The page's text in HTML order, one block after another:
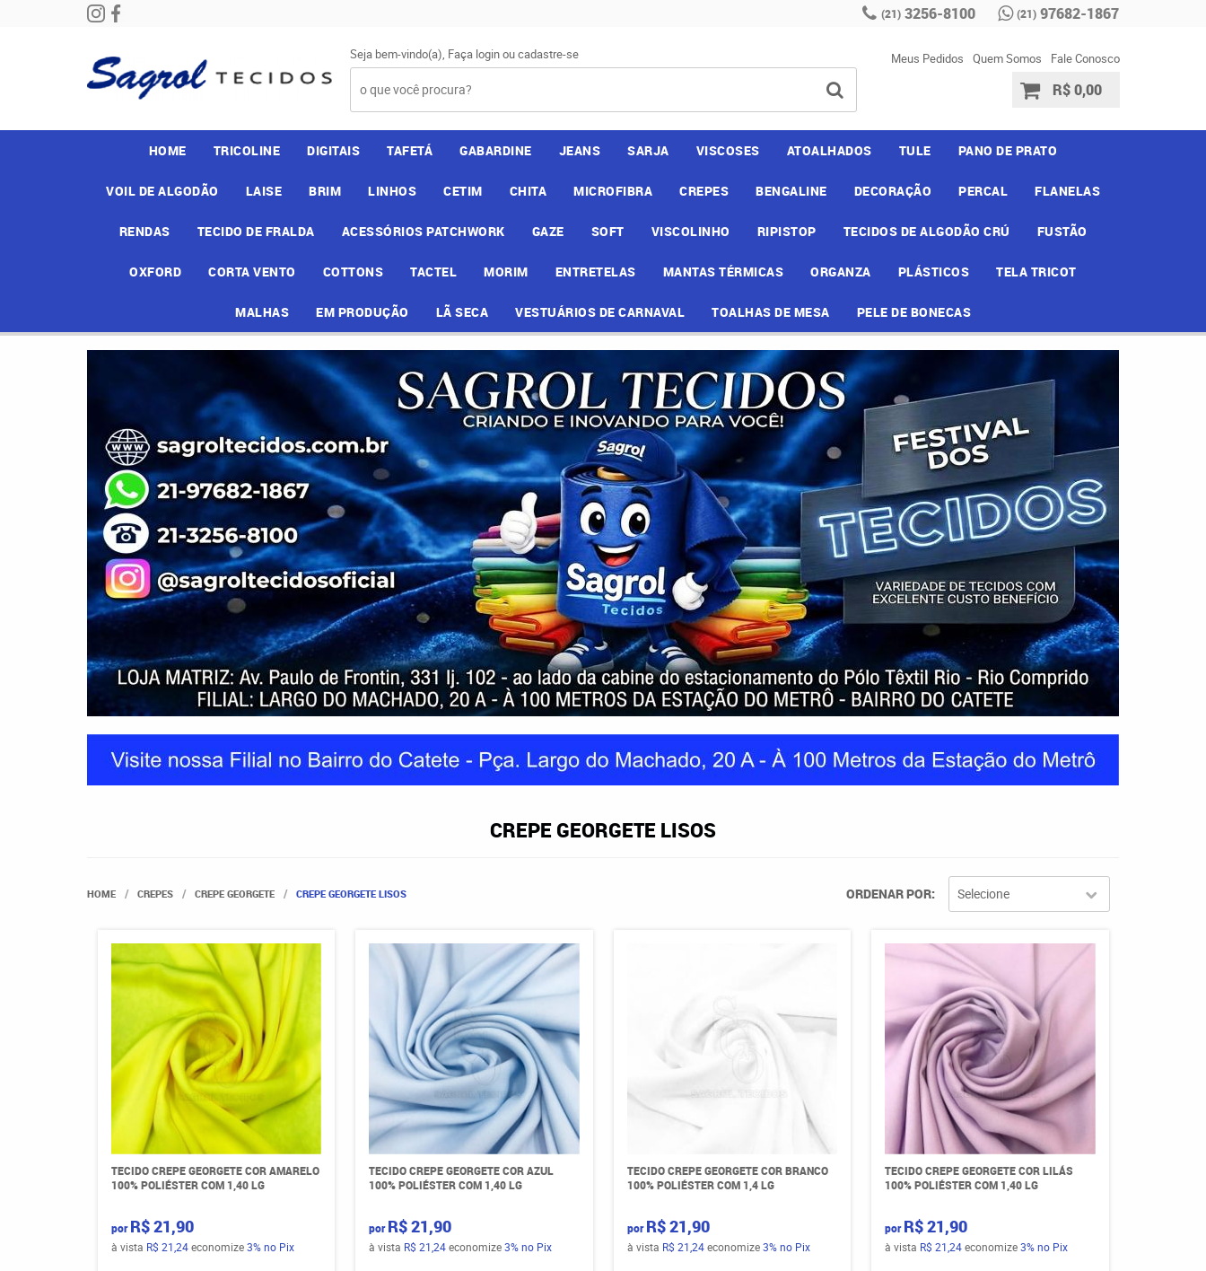
(21) 3256-8100 (21) 97682-1867
Seja bem-vindo(a), Faça loginoucadastre-se Meus Pedidos Quem Somos Fale Conosco
R$ 0,00
HOME TRICOLINE DIGITAIS TAFETÁ GABARDINE JEANS SARJA VISCOSES ATOALHADOS TULE PANO DE PRATO
VOIL DE ALGODÃO LAISE BRIM LINHOS CETIM CHITA MICROFIBRA CREPES BENGALINE DECORAÇÃO PERCAL FLANELAS
RENDAS TECIDO DE FRALDA ACESSÓRIOS PATCHWORK GAZE SOFT VISCOLINHO RIPISTOP TECIDOS DE ALGODÃO CRÚ FUSTÃO
OXFORD CORTA VENTO COTTONS TACTEL MORIM ENTRETELAS MANTAS TÉRMICAS ORGANZA PLÁSTICOS TELA TRICOT
MALHAS EM PRODUÇÃO LÃ SECA VESTUÁRIOS DE CARNAVAL TOALHAS DE MESA PELE DE BONECAS
CREPE GEORGETE LISOS
HOME CREPES CREPE GEORGETE CREPE GEORGETE LISOS ORDENAR POR Selecione
TECIDO CREPE GEORGETE COR AMARELO
100% POLIÉSTER COM 1,40 LG
por R$ 21,90
à vista R$ 21,24economize3% no Pix
TECIDO CREPE GEORGETE COR AZUL
100% POLIÉSTER COM 1,40 LG
por R$ 21,90
à vista R$ 21,24economize3%no Pix
TECIDO CREPE GEORGETE COR BRANCO
100% POLIÉSTER COM 1,4 LG
por R$ 21,90
à vista R$ 21,24economize3% no Pix
TECIDO CREPE GEORGETE COR LILÁS
100% POLIÉSTER COM 1,40 LG
por R$ 21,90
à vista R$ 21,24economize3%no Pix